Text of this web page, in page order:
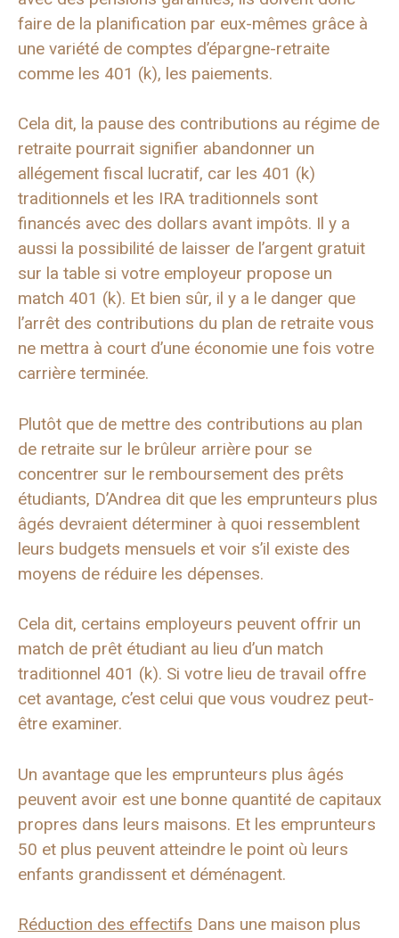
faire de la planification par eux-mêmes grâce à
une variété de comptes d’épargne-retraite
comme les 401 (k), les paiements.
Cela dit, la pause des contributions au régime de
retraite pourrait signifier abandonner un
allégement fiscal lucratif, car les 401 (k)
traditionnels et les IRA traditionnels sont
financés avec des dollars avant impôts. Il y a
aussi la possibilité de laisser de l’argent gratuit
sur la table si votre employeur propose un
match 401 (k). Et bien sûr, il y a le danger que
l’arrêt des contributions du plan de retraite vous
ne mettra à court d’une économie une fois votre
carrière terminée.
Plutôt que de mettre des contributions au plan
de retraite sur le brûleur arrière pour se
concentrer sur le remboursement des prêts
étudiants, D’Andrea dit que les emprunteurs plus
âgés devraient déterminer à quoi ressemblent
leurs budgets mensuels et voir s’il existe des
moyens de réduire les dépenses.
Cela dit, certains employeurs peuvent offrir un
match de prêt étudiant au lieu d’un match
traditionnel 401 (k). Si votre lieu de travail offre
cet avantage, c’est celui que vous voudrez peut-
être examiner.
Un avantage que les emprunteurs plus âgés
peuvent avoir est une bonne quantité de capitaux
propres dans leurs maisons. Et les emprunteurs
50 et plus peuvent atteindre le point où leurs
enfants grandissent et déménagent.
Réduction des effectifs Dans une maison plus